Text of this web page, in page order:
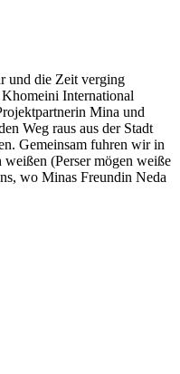
und die Zeit verging
International
Mina und
Weg raus aus der Stadt
Gemeinsam fuhren wir in
(Perser mögen weiße
wo Minas Freundin Neda